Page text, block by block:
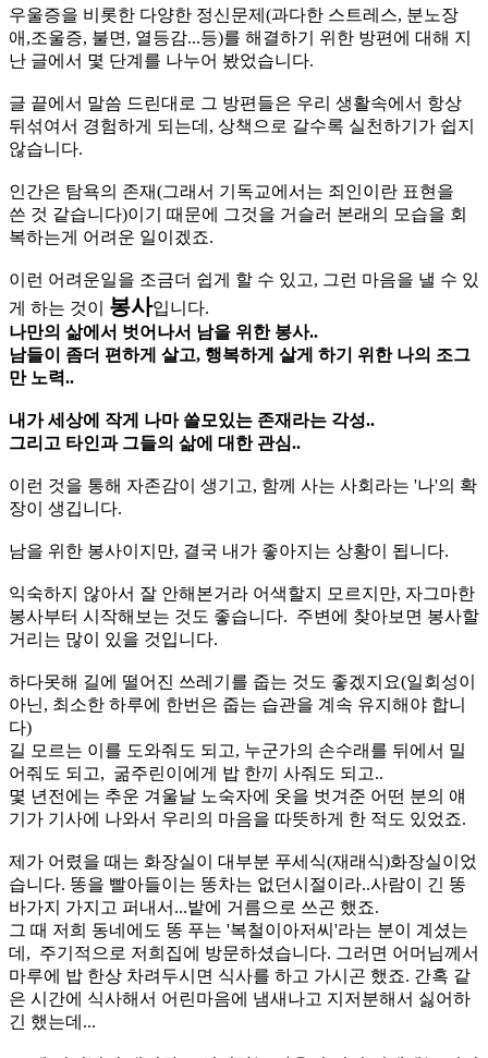
우울증을 비롯한 다양한 정신문제(과다한 스트레스, 분노장
애,조울증, 불면, 열등감...등)를 해결하기 위한 방편에 대해 지
난 글에서 몇 단계를 나누어 봤었습니다.
글 끝에서 말씀 드린대로 그 방편들은 우리 생활속에서 항상
뒤섞여서 경험하게 되는데, 상책으로 갈수록 실천하기가 쉽지
않습니다.
인간은 탐욕의 존재(그래서 기독교에서는 죄인이란 표현을
쓴 것 같습니다)이기 때문에 그것을 거슬러 본래의 모습을 회
복하는게 어려운 일이겠죠.
이런 어려운일을 조금더 쉽게 할 수 있고, 그런 마음을 낼 수 있
게 하는 것이 봉사입니다.
나만의 삶에서 벗어나서 남을 위한 봉사..
남들이 좀더 편하게 살고, 행복하게 살게 하기 위한 나의 조그
만 노력..
내가 세상에 작게 나마 쓸모있는 존재라는 각성..
그리고 타인과 그들의 삶에 대한 관심..
이런 것을 통해 자존감이 생기고, 함께 사는 사회라는 '나'의 확
장이 생깁니다.
남을 위한 봉사이지만, 결국 내가 좋아지는 상황이 됩니다.
익숙하지 않아서 잘 안해본거라 어색할지 모르지만, 자그마한
봉사부터 시작해보는 것도 좋습니다. 주변에 찾아보면 봉사할
거리는 많이 있을 것입니다.
하다못해 길에 떨어진 쓰레기를 줍는 것도 좋겠지요(일회성이
아닌, 최소한 하루에 한번은 줍는 습관을 계속 유지해야 합니
다)
길 모르는 이를 도와줘도 되고, 누군가의 손수래를 뒤에서 밀
어줘도 되고, 굶주린이에게 밥 한끼 사줘도 되고..
몇 년전에는 추운 겨울날 노숙자에 옷을 벗겨준 어떤 분의 얘
기가 기사에 나와서 우리의 마음을 따뜻하게 한 적도 있었죠.
제가 어렸을 때는 화장실이 대부분 푸세식(재래식)화장실이었
습니다. 똥을 빨아들이는 똥차는 없던시절이라..사람이 긴 똥
바가지 가지고 퍼내서...밭에 거름으로 쓰곤 했죠.
그 때 저희 동네에도 똥 푸는 '복철이아저씨'라는 분이 계셨는
데, 주기적으로 저희집에 방문하셨습니다. 그러면 어머님께서
마루에 밥 한상 차려두시면 식사를 하고 가시곤 했죠. 간혹 같
은 시간에 식사해서 어린마음에 냄새나고 지저분해서 싫어하
긴 했는데...